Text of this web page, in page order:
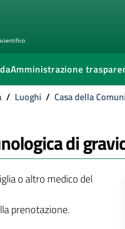
Amministrazione
/ Luoghi / Casa della
di
o altro medico del
prenotazione.